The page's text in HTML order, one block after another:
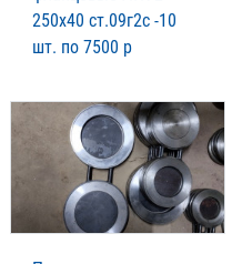
250х40 ст.09г2с -10
шт. по 7500 р